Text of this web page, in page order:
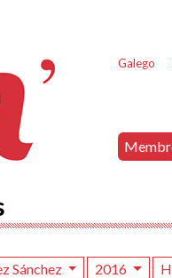
Galego
Sánchez 2016